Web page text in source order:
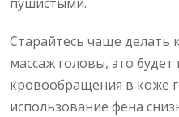
Старайтесь чаще делать
массаж головы, это
кровообращения в коже
использование фена